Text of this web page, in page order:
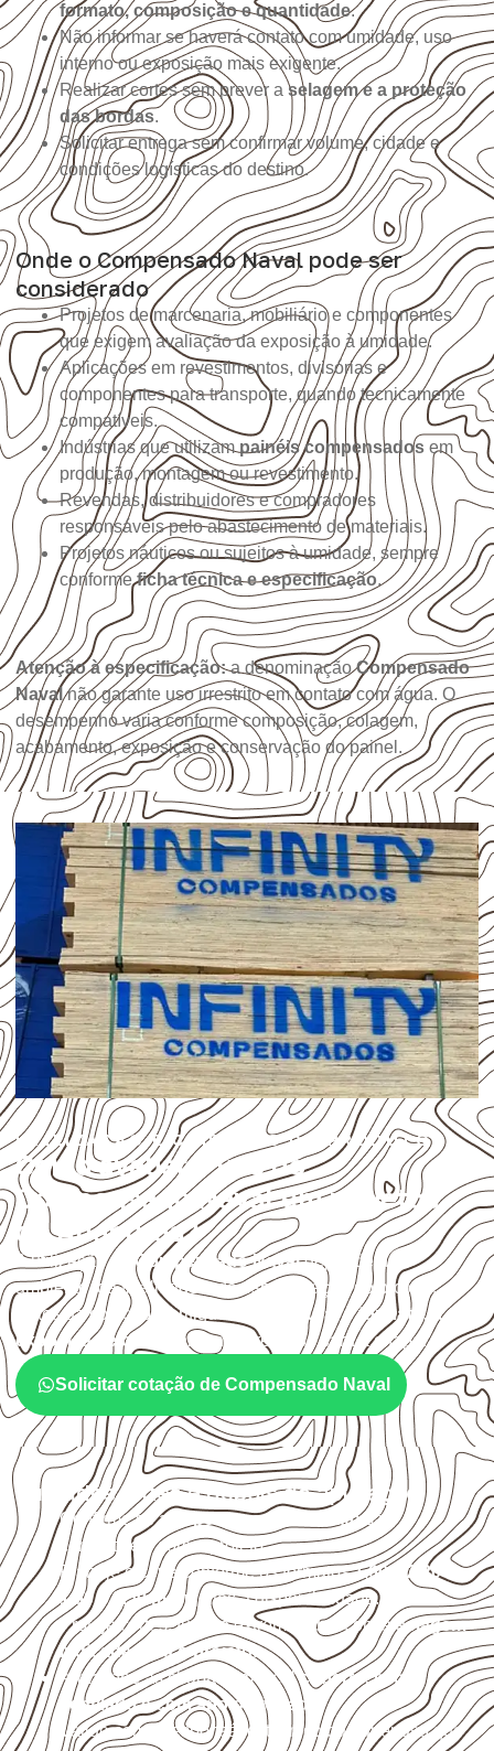
formato, composição e quantidade.
Não informar se haverá contato com umidade, uso
interno ou exposição mais exigente.
Realizar cortes sem prever a selagem e a proteção
das bordas.
Solicitar entrega sem confirmar volume, cidade e
condições logísticas do destino.
Onde o Compensado Naval pode ser
considerado
Projetos de marcenaria, mobiliário e componentes
que exigem avaliação da exposição à umidade.
Aplicações em revestimentos, divisórias e
componentes para transporte, quando tecnicamente
compatíveis.
Indústrias que utilizampainéis compensados em
produção, montagem ou revestimento.
Revendas, distribuidores e compradores
responsáveis pelo abastecimento de materiais.
Projetos náuticos ou sujeitos à umidade, sempre
conformeficha técnica e especificação.
Atenção à especificação:a denominaçãoCompensado
Navalnão garante uso irrestrito em contato com água. O
desempenho varia conforme composição, colagem,
acabamento, exposição e conservação do painel.
UTILIZAÇÃO E CUIDADOS DO PRODUTO
Como avaliar o uso do
Compensado Naval em projetos
de Anapurus?
A utilização do Compensado Navaldepende do
ambiente, da finalidade e da especificação do projeto.
Antes da cotação, verifique a
espessura, o formato, a
exposição e o acabamento
previstos para a chapa.
Solicitar cotação de Compensado Naval
Cuidados antes e depois da aplicação
Confirme se a espessura e o formatosão
compatíveis com o projeto.
Planeje o corte conforme os formatos1,60 × 2,20 m e
1,60 × 2,50 m, sujeitos à disponibilidade.
Proteja cortes, furos e extremidades com aselagem
indicada para o projeto.
Armazene as chapas em localcoberto, seco,
ventilado e com apoio nivelado
Valide com o responsável técnico qualquer uso que